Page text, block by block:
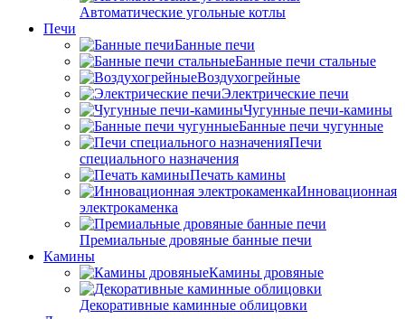
Автоматические угольные котлы
Печи
Банные печи
Банные печи стальные
Воздухогрейные
Электрические печи
Чугунные печи-камины
Банные печи чугунные
Печи
специального назначения
Печать камины
Инновационная
электрокаменка
Премиальные дровяные банные печи
Камины
Камины дровяные
Декоративные каминные облицовки